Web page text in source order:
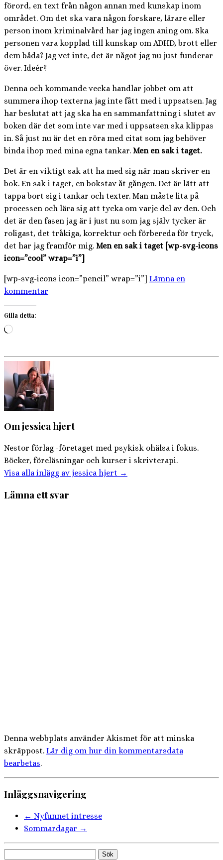
förord, en text från någon annan med kunskap inom
området. Om det ska vara någon forskare, lärare eller
person inom kriminalvård har jag ingen aning om. Ska
personen vara kopplad till kunskap om ADHD, brott eller
dem båda? Jag vet inte, det är något jag nu just funderar
över. Ideér?
Denna och kommande vecka handlar jobbet om att
summera ihop texterna jag inte fått med i uppsatsen. Jag
har beslutat att jag ska ha en sammanfattning i slutet av
boken där det som inte var med i uppsatsen ska klippas
in. Så just nu är det en röra med citat som jag behöver
binda ihop med mina egna tankar. Men en sak i taget.
Det är en viktigt sak att ha med sig när man skriver en
bok. En sak i taget, en bokstav åt gången. Det är lätt att
tappa bort sig i tankar och texter. Man måste lita på
processen och lära sig att tycka om varje del av den. Och
det är den fasen jag är i just nu som jag själv tycker är
roligast, det tråkiga, korrektur och förbereda för tryck,
det har jag framför mig. Men en sak i taget [wp-svg-icons
icon=”cool” wrap=”i”]
[wp-svg-icons icon=”pencil” wrap=”i”] Lämna en
kommentar
Gilla detta:
Laddar
…
Om jessica hjert
Nestor förlag -företaget med psykisk ohälsa i fokus.
Böcker, föreläsningar och kurser i skrivterapi.
Visa alla inlägg av jessica hjert →
Lämna ett svar
Denna webbplats använder Akismet för att minska
skräppost. Lär dig om hur din kommentarsdata
bearbetas.
Inläggsnavigering
← Nyfunnet intresse
Sommardagar →